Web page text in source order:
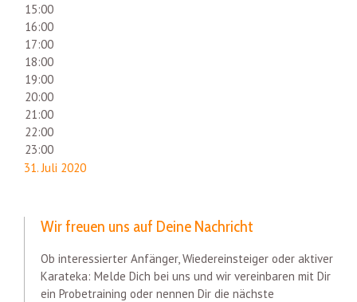
15:00
16:00
17:00
18:00
19:00
20:00
21:00
22:00
23:00
31. Juli 2020
Wir freuen uns auf Deine Nachricht
Ob interessierter Anfänger, Wiedereinsteiger oder aktiver
Karateka: Melde Dich bei uns und wir vereinbaren mit Dir
ein Probetraining oder nennen Dir die nächste